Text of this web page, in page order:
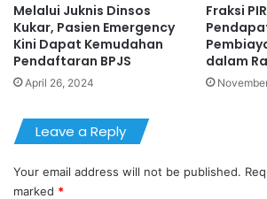
Melalui Juknis Dinsos
Kukar, Pasien Emergency
Kini Dapat Kemudahan
Pendaftaran BPJS
April 26, 2024
Fraksi
dalam
Leave a Reply
Your email address will not be published.
marked *